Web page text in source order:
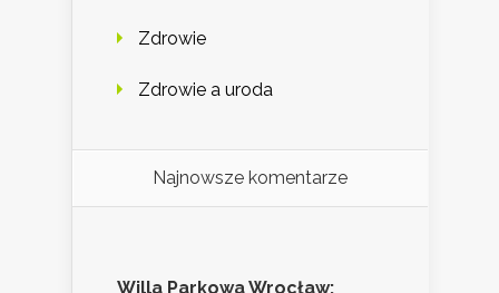
Zdrowie
Zdrowie a uroda
Najnowsze komentarze
Willa Parkowa Wrocław: